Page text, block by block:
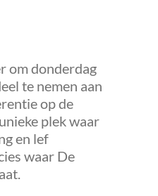
om donderdag
te nemen aan
op de
plek waar
en lef
waar De